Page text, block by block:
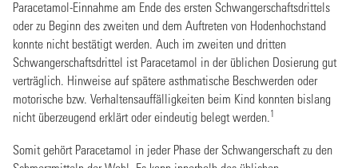
Paracetamol-Einnahme am Ende des ersten Schwangerschaftsdrittels
oder zu Beginn des zweiten und dem Auftreten von Hodenhochstand
konnte nicht bestätigt werden. Auch im zweiten und dritten
Schwangerschaftsdrittel ist Paracetamol in der üblichen Dosierung gut
verträglich. Hinweise auf spätere asthmatische Beschwerden oder
motorische bzw. Verhaltensauffälligkeiten beim Kind konnten bislang
nicht überzeugend erklärt oder eindeutig belegt werden.1
Somit gehört Paracetamol in jeder Phase der Schwangerschaft zu den